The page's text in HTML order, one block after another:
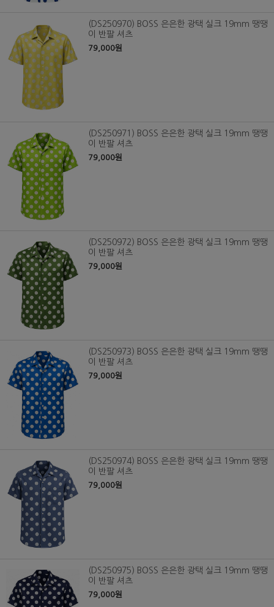
(DS250970) BOSS 은은한 광택 실크 19mm 땡땡
이 반팔 셔츠
79,000원
(DS250971) BOSS 은은한 광택 실크 19mm 땡땡
이 반팔 셔츠
79,000원
(DS250972) BOSS 은은한 광택 실크 19mm 땡땡
이 반팔 셔츠
79,000원
(DS250973) BOSS 은은한 광택 실크 19mm 땡땡
이 반팔 셔츠
79,000원
(DS250974) BOSS 은은한 광택 실크 19mm 땡땡
이 반팔 셔츠
79,000원
(DS250975) BOSS 은은한 광택 실크 19mm 땡땡
이 반팔 셔츠
79,000원